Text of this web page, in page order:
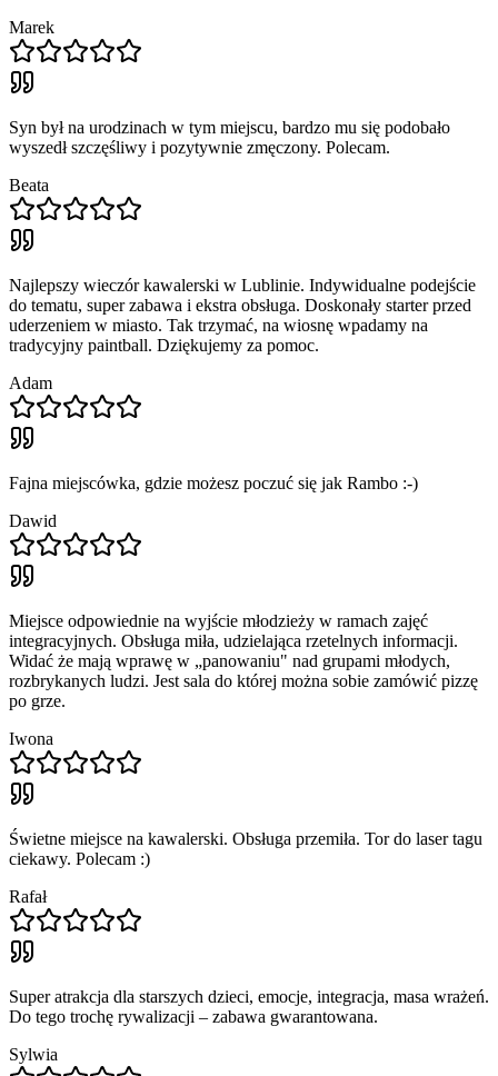
Marek
Syn był na urodzinach w tym miejscu, bardzo mu się podobało
wyszedł szczęśliwy i pozytywnie zmęczony. Polecam.
Beata
Najlepszy wieczór kawalerski w Lublinie. Indywidualne podejście
do tematu, super zabawa i ekstra obsługa. Doskonały starter przed
uderzeniem w miasto. Tak trzymać, na wiosnę wpadamy na
tradycyjny paintball. Dziękujemy za pomoc.
Adam
Fajna miejscówka, gdzie możesz poczuć się jak Rambo :-)
Dawid
Miejsce odpowiednie na wyjście młodzieży w ramach zajęć
integracyjnych. Obsługa miła, udzielająca rzetelnych informacji.
Widać że mają wprawę w „panowaniu" nad grupami młodych,
rozbrykanych ludzi. Jest sala do której można sobie zamówić pizzę
po grze.
Iwona
Świetne miejsce na kawalerski. Obsługa przemiła. Tor do laser tagu
ciekawy. Polecam :)
Rafał
Super atrakcja dla starszych dzieci, emocje, integracja, masa wrażeń.
Do tego trochę rywalizacji – zabawa gwarantowana.
Sylwia